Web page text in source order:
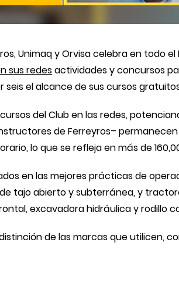
Unimaq y Orvisa celebra en todo
sus redesactividades y concursos
el alcance de sus cursos
del Club en las redes,
de Ferreyros–
lo que se refleja en más de
en las mejores prácticas de
tajo abierto y subterránea, y
excavadora hidráulica y rodillo
de las marcas que utilicen,